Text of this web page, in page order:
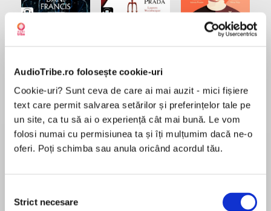
AudioTribe.ro folosește cookie-uri
Cookie-uri? Sunt ceva de care ai mai auzit - mici fișiere
text care permit salvarea setărilor și preferințelor tale pe
un site, ca tu să ai o experiență cât mai bună. Le vom
folosi numai cu permisiunea ta și îți mulțumim dacă ne-o
oferi. Poți schimba sau anula oricând acordul tău.
consimțământului
Strict necesare
Elita de Argint (Elita
Migdală
Desprecarte
A light-hearted and comic romp from the
nation’s favourite storyteller and author of The
Footloose, fancy free and ready to get back in
the game, newly divorced Ben is back home
MAI MULT